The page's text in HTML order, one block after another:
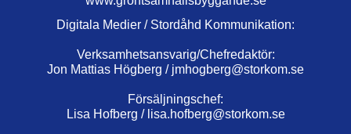
Digitala Medier / Stordåhd Kommunikation:
Verksamhetsansvarig/Chefredaktör:
Jon Mattias Högberg / jmhogberg@storkom.se
Försäljningschef:
Lisa Hofberg / lisa.hofberg@storkom.se